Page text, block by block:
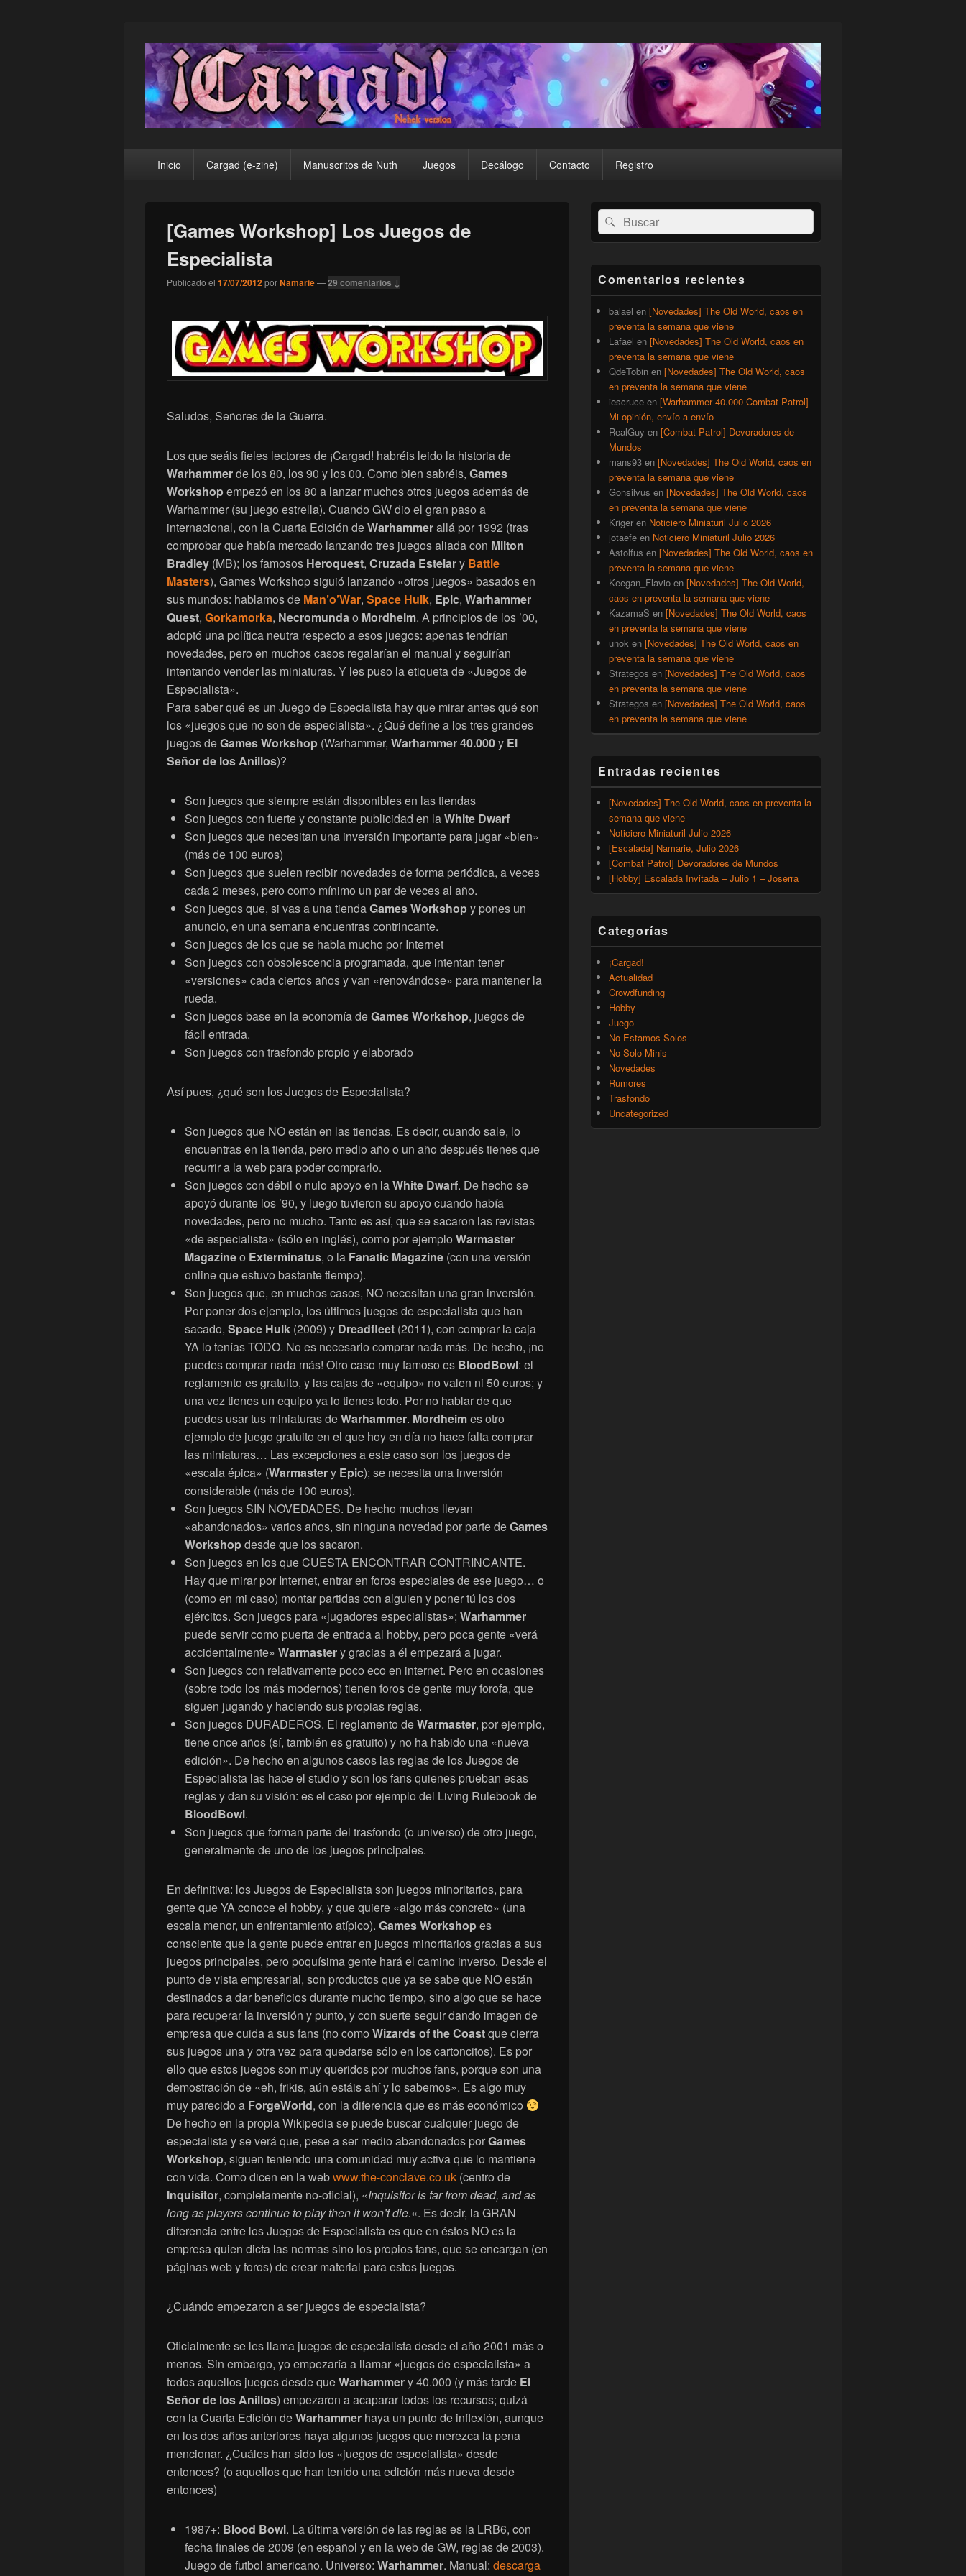
¡Cargad!
principalInicio Cargad (e-zine) Manuscritos de Nuth Juegos Decálogo Contacto Registro
[Games Workshop] Los Juegos de
Especialista
Publicado el 17/07/2012porNamarie—29 comentarios ↓
Saludos, Señores de la Guerra.
Los que seáis fieles lectores de ¡Cargad! habréis leido la historia de
Warhammerde los 80, los 90 y los 00. Como bien sabréis, Games
Workshopempezó en los 80 a lanzar muchos otros juegos además de
Warhammer (su juego estrella). Cuando GW dio el gran paso a
internacional, con la Cuarta Edición deWarhammerallá por 1992 (tras
comprobar que había mercado lanzando tres juegos aliada con Milton
Bradley (MB); los famosos Heroquest, Cruzada Estelary Battle
Masters), Games Workshop siguió lanzando «otros juegos» basados en
sus mundos: hablamos de Man’o’War, Space Hulk, Epic, Warhammer
Quest, Gorkamorka, Necromundao Mordheim. A principios de los ’00,
adoptó una política neutra respecto a esos juegos: apenas tendrían
novedades, pero en muchos casos regalarían el manual y seguirían
intentando vender las miniaturas. Y les puso la etiqueta de «Juegos de
Especialista».
Para saber qué es un Juego de Especialista hay que mirar antes qué son
los «juegos que no son de especialista». ¿Qué define a los tres grandes
juegos deGames Workshop (Warhammer, Warhammer 40.000y El
Señor de los Anillos)?
Son juegos que siempre están disponibles en las tiendas
Son juegos con fuerte y constante publicidad en laWhite Dwarf
Son juegos que necesitan una inversión importante para jugar «bien»
(más de 100 euros)
Son juegos que suelen recibir novedades de forma periódica, a veces
cada 2 meses, pero como mínimo un par de veces al año.
Son juegos que, si vas a una tiendaGames Workshopy pones un
anuncio, en una semana encuentras contrincante.
Son juegos de los que se habla mucho por Internet
Son juegos con obsolescencia programada, que intentan tener
«versiones» cada ciertos años y van «renovándose» para mantener la
rueda.
Son juegos base en la economía deGames Workshop, juegos de
fácil entrada.
Son juegos con trasfondo propio y elaborado
Así pues, ¿qué son los Juegos de Especialista?
Son juegos que NO están en las tiendas. Es decir, cuando sale, lo
encuentras en la tienda, pero medio año o un año después tienes que
recurrir a la web para poder comprarlo.
Son juegos con débil o nulo apoyo en laWhite Dwarf. De hecho se
apoyó durante los ’90, y luego tuvieron su apoyo cuando había
novedades, pero no mucho. Tanto es así, que se sacaron las revistas
«de especialista» (sólo en inglés), como por ejemplo Warmaster
Magazineo Exterminatus, o la Fanatic Magazine (con una versión
online que estuvo bastante tiempo).
Son juegos que, en muchos casos, NO necesitan una gran inversión.
Por poner dos ejemplo, los últimos juegos de especialista que han
sacado, Space Hulk (2009) y Dreadfleet (2011), con comprar la caja
YA lo tenías TODO. No es necesario comprar nada más. De hecho, ¡no
puedes comprar nada más! Otro caso muy famoso es BloodBowl: el
reglamento es gratuito, y las cajas de «equipo» no valen ni 50 euros; y
una vez tienes un equipo ya lo tienes todo. Por no hablar de que
puedes usar tus miniaturas deWarhammer. Mordheimes otro
ejemplo de juego gratuito en el que hoy en día no hace falta comprar
las miniaturas… Las excepciones a este caso son los juegos de
«escala épica» (Warmastery Epic); se necesita una inversión
considerable (más de 100 euros).
Son juegos SIN NOVEDADES. De hecho muchos llevan
«abandonados» varios años, sin ninguna novedad por parte deGames
Workshopdesde que los sacaron.
Son juegos en los que CUESTA ENCONTRAR CONTRINCANTE.
Hay que mirar por Internet, entrar en foros especiales de ese juego… o
(como en mi caso) montar partidas con alguien y poner tú los dos
ejércitos. Son juegos para «jugadores especialistas»; Warhammer
puede servir como puerta de entrada al hobby, pero poca gente «verá
accidentalmente» Warmastery gracias a él empezará a jugar.
Son juegos con relativamente poco eco en internet. Pero en ocasiones
(sobre todo los más modernos) tienen foros de gente muy forofa, que
siguen jugando y haciendo sus propias reglas.
Son juegos DURADEROS. El reglamento deWarmaster, por ejemplo,
tiene once años (sí, también es gratuito) y no ha habido una «nueva
edición». De hecho en algunos casos las reglas de los Juegos de
Especialista las hace el studio y son los fans quienes prueban esas
reglas y dan su visión: es el caso por ejemplo del Living Rulebook de
BloodBowl.
Son juegos que forman parte del trasfondo (o universo) de otro juego,
generalmente de uno de los juegos principales.
En definitiva: los Juegos de Especialista son juegos minoritarios, para
gente que YA conoce el hobby, y que quiere «algo más concreto» (una
escala menor, un enfrentamiento atípico). Games Workshopes
consciente que la gente puede entrar en juegos minoritarios gracias a sus
juegos principales, pero poquísima gente hará el camino inverso. Desde el
punto de vista empresarial, son productos que ya se sabe que NO están
destinados a dar beneficios durante mucho tiempo, sino algo que se hace
para recuperar la inversión y punto, y con suerte seguir dando imagen de
empresa que cuida a sus fans (no como Wizards of the Coastque cierra
sus juegos una y otra vez para quedarse sólo en los cartoncitos). Es por
ello que estos juegos son muy queridos por muchos fans, porque son una
demostración de «eh, frikis, aún estáis ahí y lo sabemos». Es algo muy
muy parecido a ForgeWorld, con la diferencia que es más económico
De hecho en la propia Wikipedia se puede buscar cualquier juego de
especialista y se verá que, pese a ser medio abandonados porGames
Workshop, siguen teniendo una comunidad muy activa que lo mantiene
con vida. Como dicen en la webwww.the-conclave.co.uk (centro de
Inquisitor, completamente no-oficial), «Inquisitor is far from dead, and as
long as players continue to play then it won’t die.«. Es decir, la GRAN
diferencia entre los Juegos de Especialista es que en éstos NO es la
empresa quien dicta las normas sino los propios fans, que se encargan (en
páginas web y foros) de crear material para estos juegos.
¿Cuándo empezaron a ser juegos de especialista?
Oficialmente se les llama juegos de especialista desde el año 2001 más o
menos. Sin embargo, yo empezaría a llamar «juegos de especialista» a
todos aquellos juegos desde queWarhammery 40.000 (y más tarde El
Señor de los Anillos) empezaron a acaparar todos los recursos; quizá
con la Cuarta Edición deWarhammer haya un punto de inflexión, aunque
en los dos años anteriores haya algunos juegos que merezca la pena
mencionar. ¿Cuáles han sido los «juegos de especialista» desde
entonces? (o aquellos que han tenido una edición más nueva desde
entonces)
1987+: Blood Bowl. La última versión de las reglas es la LRB6, con
fecha finales de 2009 (en español y en la web de GW, reglas de 2003).
Juego de futbol americano. Universo: Warhammer. Manual: descarga
El
área
de
lateral
primaria
Buscar
por:
Buscar
Comentarios recientes
balael en [Novedades] The Old World, caos en
preventa la semana que viene
Lafael en [Novedades] The Old World, caos en
preventa la semana que viene
QdeTobin en [Novedades] The Old World, caos
en preventa la semana que viene
iescruce en [Warhammer 40.000 Combat Patrol]
Mi opinión, envío a envío
RealGuy en [Combat Patrol] Devoradores de
Mundos
mans93 en [Novedades] The Old World, caos en
preventa la semana que viene
Gonsilvus en [Novedades] The Old World, caos
en preventa la semana que viene
Kriger en Noticiero Miniaturil Julio 2026
jotaefe en Noticiero Miniaturil Julio 2026
Astolfus en [Novedades] The Old World, caos en
preventa la semana que viene
Keegan_Flavio en [Novedades] The Old World,
caos en preventa la semana que viene
KazamaS en [Novedades] The Old World, caos
en preventa la semana que viene
unok en [Novedades] The Old World, caos en
preventa la semana que viene
Strategos en [Novedades] The Old World, caos
en preventa la semana que viene
Strategos en [Novedades] The Old World, caos
en preventa la semana que viene
Entradas recientes
[Novedades] The Old World, caos en preventa la
semana que viene
Noticiero Miniaturil Julio 2026
[Escalada] Namarie, Julio 2026
[Combat Patrol] Devoradores de Mundos
[Hobby] Escalada Invitada – Julio 1 – Joserra
Categorías
¡Cargad!
Actualidad
Crowdfunding
Hobby
Juego
No Estamos Solos
No Solo Minis
Novedades
Rumores
Trasfondo
Uncategorized